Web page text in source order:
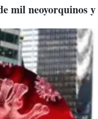
mil neoyorquinos